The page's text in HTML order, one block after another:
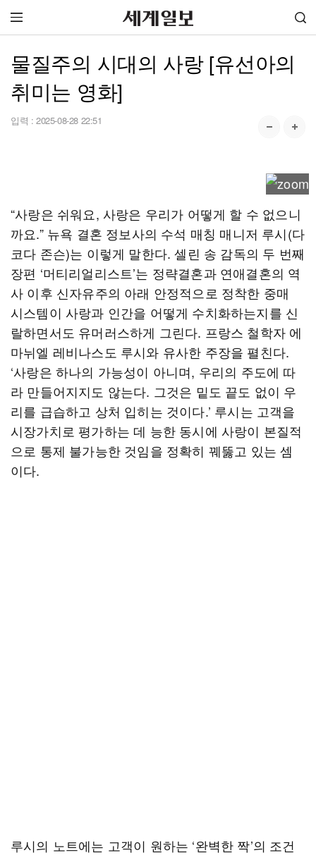
물질주의 시대의 사랑 [유선아의
취미는 영화]
입력 : 2025-08-28 22:51
“사랑은 쉬워요, 사랑은 우리가 어떻게 할 수 없으니
까요.” 뉴욕 결혼 정보사의 수석 매칭 매니저 루시(다
코다 존슨)는 이렇게 말한다. 셀린 송 감독의 두 번째
장편 ‘머티리얼리스트’는 정략결혼과 연애결혼의 역
사 이후 신자유주의 아래 안정적으로 정착한 중매
시스템이 사랑과 인간을 어떻게 수치화하는지를 신
랄하면서도 유머러스하게 그린다. 프랑스 철학자 에
마뉘엘 레비나스도 루시와 유사한 주장을 펼친다.
‘사랑은 하나의 가능성이 아니며, 우리의 주도에 따
라 만들어지지도 않는다. 그것은 밑도 끝도 없이 우
리를 급습하고 상처 입히는 것이다.’ 루시는 고객을
시장가치로 평가하는 데 능한 동시에 사랑이 본질적
으로 통제 불가능한 것임을 정확히 꿰뚫고 있는 셈
이다.
루시의 노트에는 고객이 원하는 ‘완벽한 짝’의 조건